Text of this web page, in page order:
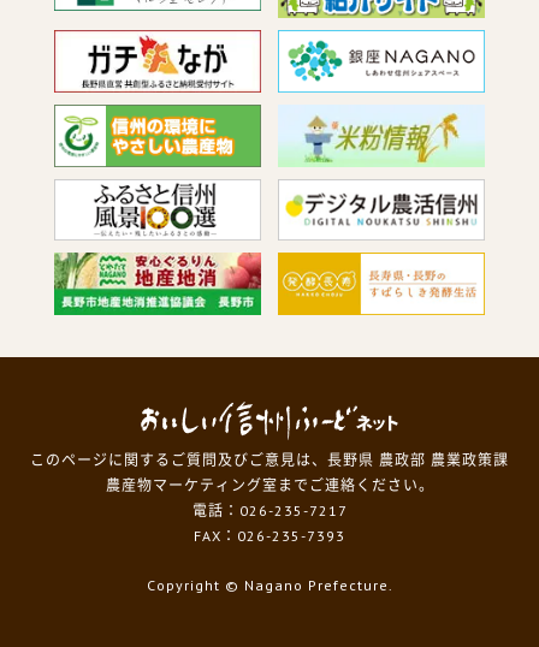
このページに関するご質問及びご意見は、長野県 農政部 農業政策課
農産物マーケティング室までご連絡ください。
電話：026-235-7217
FAX：026-235-7393
Copyright © Nagano Prefecture.